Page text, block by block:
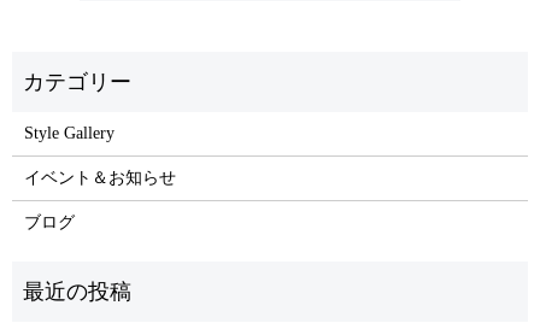
Style Gallery
イベント＆お知らせ
ブログ